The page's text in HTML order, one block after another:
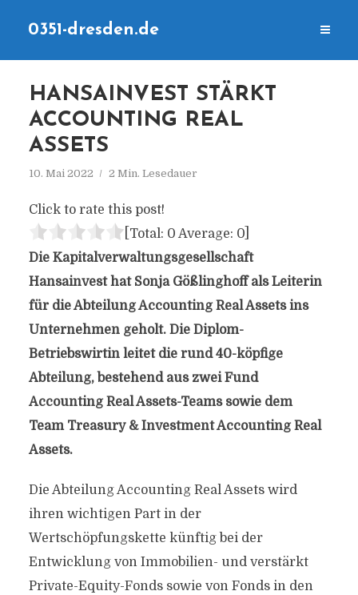
0351-dresden.de
HANSAINVEST STÄRKT
ACCOUNTING REAL
ASSETS
10. Mai 2022 2 Min. Lesedauer
Click to rate this post!
[Total: 0 Average: 0]
Die Kapitalverwaltungsgesellschaft
Hansainvest hat Sonja Gößlinghoff als Leiterin
für die Abteilung Accounting Real Assets ins
Unternehmen geholt. Die Diplom-
Betriebswirtin leitet die rund 40-köpfige
Abteilung, bestehend aus zwei Fund
Accounting Real Assets-Teams sowie dem
Team Treasury & Investment Accounting Real
Assets.
Die Abteilung Accounting Real Assets wird
ihren wichtigen Part in der
Wertschöpfungskette künftig bei der
Entwicklung von Immobilien- und verstärkt
Private-Equity-Fonds sowie von Fonds in den